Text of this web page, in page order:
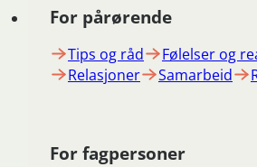
For pårørende
Tips og råd Følelser og
Relasjoner
Samarbeid
For fagpersoner